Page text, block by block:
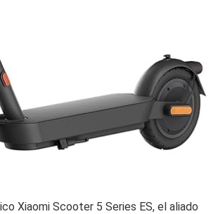
Xiaomi Scooter 5 Series ES, el aliado